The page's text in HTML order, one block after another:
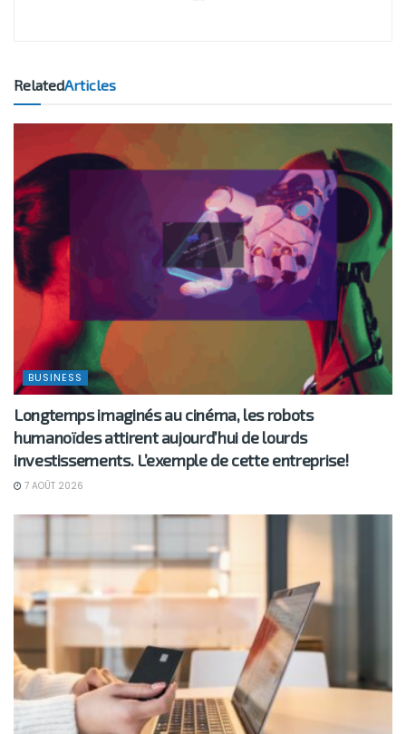
RelatedArticles
BUSINESS
Longtemps imaginés au cinéma, les robots
humanoïdes attirent aujourd’hui de lourds
investissements. L’exemple de cette entreprise!
7 AOÛT 2026